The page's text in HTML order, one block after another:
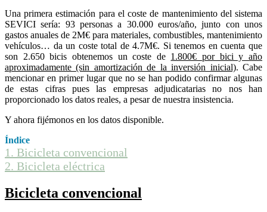
Una primera estimación para el coste de mantenimiento del sistema
SEVICI sería: 93 personas a 30.000 euros/año, junto con unos
gastos anuales de 2M€ para materiales, combustibles, mantenimiento
vehículos… da un coste total de 4.7M€. Si tenemos en cuenta que
son 2.650 bicis obtenemos un coste de 1.800€ por bici y año
aproximadamente (sin amortización de la inversión inicial). Cabe
mencionar en primer lugar que no se han podido confirmar algunas
de estas cifras pues las empresas adjudicatarias no nos han
proporcionado los datos reales, a pesar de nuestra insistencia.
Y ahora fijémonos en los datos disponible.
Índice
1. Bicicleta convencional
2. Bicicleta eléctrica
Bicicleta convencional